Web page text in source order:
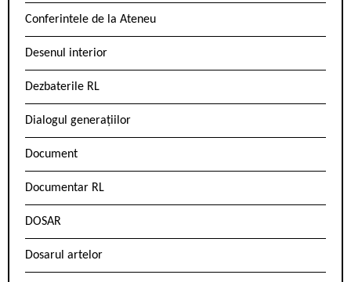
Conferintele de la Ateneu
Desenul interior
Dezbaterile RL
Dialogul generațiilor
Document
Documentar RL
DOSAR
Dosarul artelor